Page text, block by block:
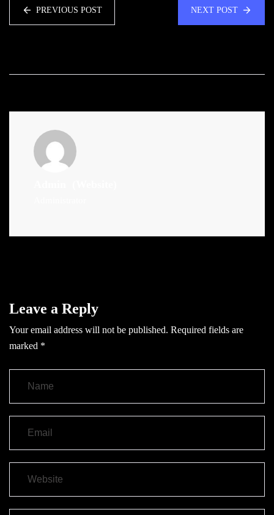
PREVIOUS POST NEXT POST
Leave a Reply
Your email address will not be published. Required fields are
marked *